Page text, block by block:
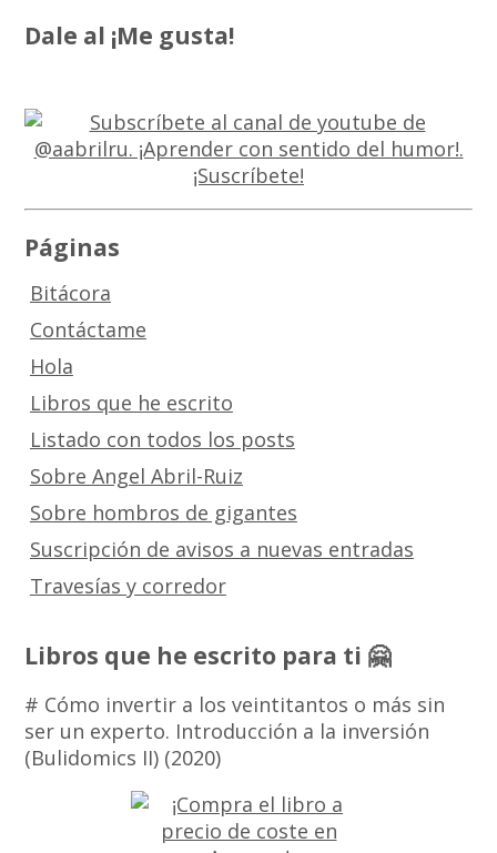
Dale al ¡Me gusta!
Páginas
Bitácora
Contáctame
Hola
Libros que he escrito
Listado con todos los posts
Sobre Angel Abril-Ruiz
Sobre hombros de gigantes
Suscripción de avisos a nuevas entradas
Travesías y corredor
Libros que he escrito para ti 🤗
# Cómo invertir a los veintitantos o más sin
ser un experto. Introducción a la inversión
(Bulidomics II) (2020)